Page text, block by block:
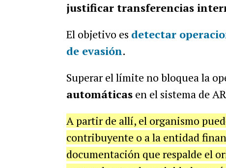
justificar transferencias
El objetivo es detectar
de evasión.
Superar el límite no bloquea la
automáticasen el sistema de
A partir de allí, el organismo
contribuyente o a la entidad
documentación que respalde el